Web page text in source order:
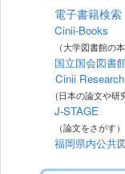
電子書籍検索
Cinii-Books
（大学図書館の
国立国会図書
Cinii Research
(日本の論文や研究ﾃ
J-STAGE
（論文をさがす）
福岡県内公共